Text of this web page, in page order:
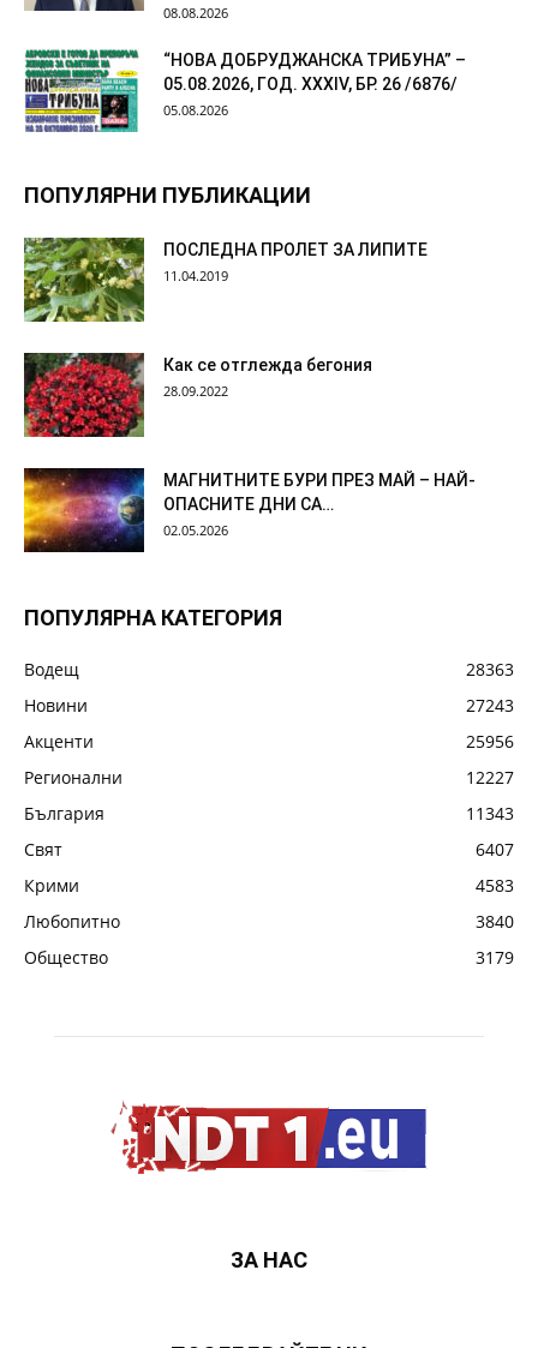
08.08.2026
“НОВА ДОБРУДЖАНСКА ТРИБУНА” –
05.08.2026, ГОД. XXХIV, БР. 26 /6876/
05.08.2026
ПОПУЛЯРНИ ПУБЛИКАЦИИ
ПОСЛЕДНА ПРОЛЕТ ЗА ЛИПИТЕ
11.04.2019
Как се отглежда бегония
28.09.2022
МАГНИТНИТЕ БУРИ ПРЕЗ МАЙ – НАЙ-
ОПАСНИТЕ ДНИ СА…
02.05.2026
ПОПУЛЯРНА КАТЕГОРИЯ
Водещ
28363
Новини
27243
Акценти
25956
Регионални
12227
България
11343
Свят
6407
Крими
4583
Любопитно
3840
Общество
3179
ЗА НАС